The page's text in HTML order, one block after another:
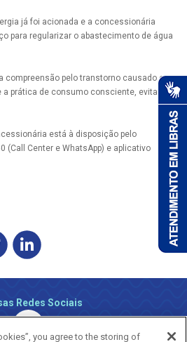
já foi acionada e a concessionária
para regularizar o abastecimento de água
compreensão pelo transtorno causado e
a prática de consumo consciente, evitando
está à disposição pelo
(Call Center e WhatsApp) e aplicativo
Redes Sociais
you agree to the storing of